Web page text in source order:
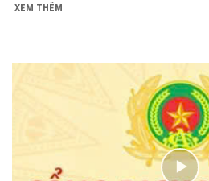
XEM THÊM